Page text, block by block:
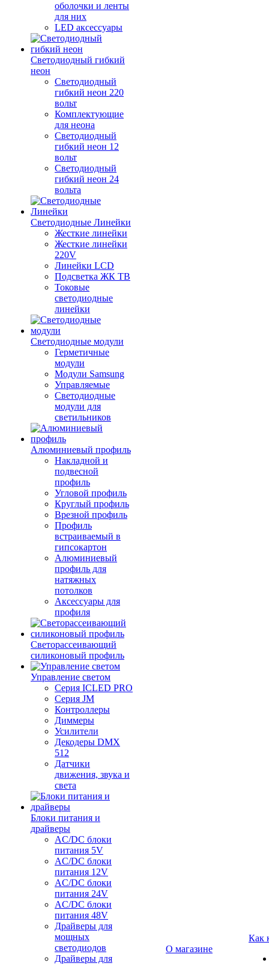
оболочки и ленты
для них
LED аксессуары
Светодиодный гибкий
неон
Светодиодный
гибкий неон 220
вольт
Комплектующие
для неона
Светодиодный
гибкий неон 12
вольт
Светодиодный
гибкий неон 24
вольта
Светодиодные Линейки
Жесткие линейки
Жесткие линейки
220V
Линейки LCD
Подсветка ЖК ТВ
Токовые
светодиодные
линейки
Светодиодные модули
Герметичные
модули
Модули Samsung
Управляемые
Светодиодные
модули для
светильников
Алюминиевый профиль
Накладной и
подвесной
профиль
Угловой профиль
Круглый профиль
Врезной профиль
Профиль
встраиваемый в
гипсокартон
Алюминиевый
профиль для
натяжных
потолков
Аксессуары для
профиля
Светорассеивающий
силиконовый профиль
Управление светом
Серия ICLED PRO
Серия JM
Контроллеры
Диммеры
Усилители
Декодеры DMX
512
Датчики
движения, звука и
света
Блоки питания и
драйверы
AC/DC блоки
питания 5V
AC/DC блоки
питания 12V
AC/DC блоки
питания 24V
AC/DC блоки
питания 48V
Драйверы для
мощных
светодиодов
Драйверы для
О магазине
Как